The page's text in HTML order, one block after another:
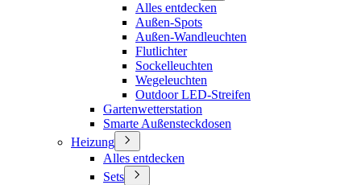
Alles entdecken
Außen-Spots
Außen-Wandleuchten
Flutlichter
Sockelleuchten
Wegeleuchten
Outdoor LED-Streifen
Gartenwetterstation
Smarte Außensteckdosen
Heizung
Alles entdecken
Sets